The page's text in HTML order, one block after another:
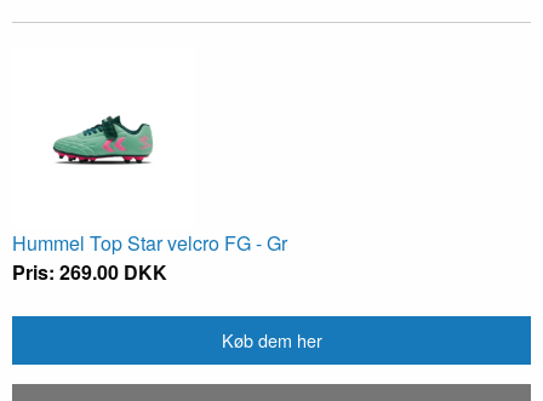
Hummel Top Star velcro FG - Gr
Pris: 269.00 DKK
Køb dem her